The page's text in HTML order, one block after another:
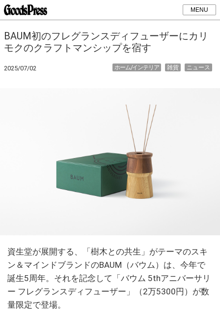
MENU
BAUM初のフレグランスディフューザーにカリ
モクのクラフトマンシップを宿す
2025/07/02 ニュース
雑貨
ホーム/インテリア
資生堂が展開する、「樹木との共生」がテーマのスキ
ン＆マインドブランドのBAUM（バウム）は、今年で
誕生5周年。それを記念して「バウム 5thアニバーサリ
ー フレグランスディフューザー」（2万5300円）が数
量限定で登場。